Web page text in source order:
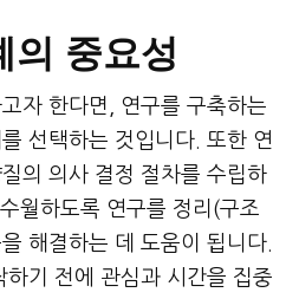
의 중요성
자 한다면, 연구를 구축하는
선택하는 것입니다. 또한 연
의 의사 결정 절차를 수립하
월하도록 연구를 정리(구조
해결하는 데 도움이 됩니다.
기 전에 관심과 시간을 집중